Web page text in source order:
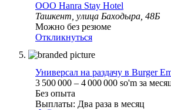
ООО Hanra Stay Hotel
Ташкент, улица Баходыра, 48Б
Можно без резюме
Откликнуться
Универсал на раздачу в Burger
3 500 000 – 4 000 000 so'm за
Без опыта
Выплаты: Два раза в месяц